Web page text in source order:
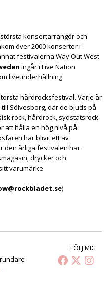
konsertarrangör och
över 2000 konserter i
festivalerna Way Out West
ingår i Live Nation
liveunderhållning.
hårdrocksfestival. Varje år
Sölvesborg, där de bjuds på
rock, hårdrock, sydstatsrock
att hålla en hög nivå på
har blivit ett av
den årliga festivalen har
drycker och
varumärke
)
FÖLJ MIG